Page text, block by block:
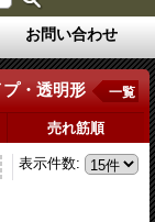
お問い合わせ
・透明形 一覧
売れ筋順
表示件数: